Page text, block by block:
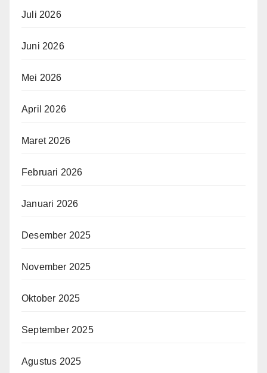
Juli 2026
Juni 2026
Mei 2026
April 2026
Maret 2026
Februari 2026
Januari 2026
Desember 2025
November 2025
Oktober 2025
September 2025
Agustus 2025